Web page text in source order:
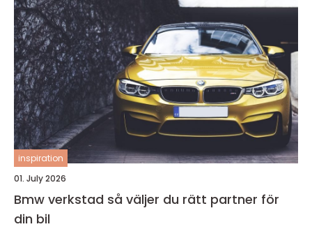
inspiration
01. July 2026
Bmw verkstad så väljer du rätt partner för
din bil